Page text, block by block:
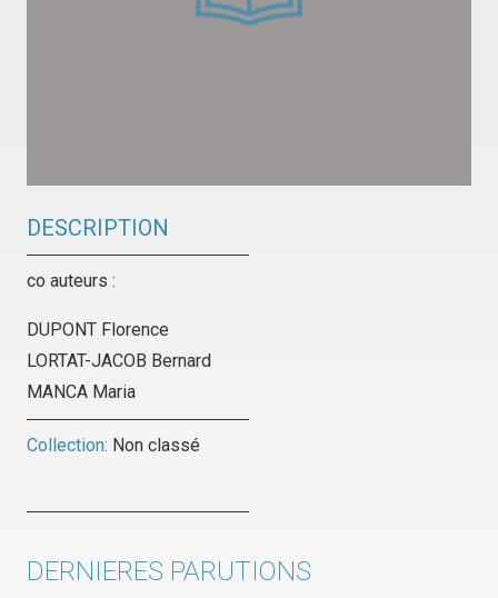
DESCRIPTION
co auteurs :
DUPONT Florence
LORTAT-JACOB Bernard
MANCA Maria
Collection: Non classé
DERNIERES PARUTIONS